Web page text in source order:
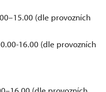
(dle provozních
16.00 (dle provozních